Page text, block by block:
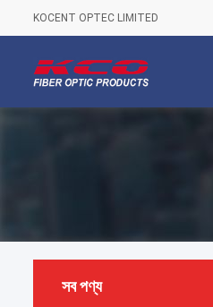
KOCENT OPTEC LIMITED
সব পণ্য